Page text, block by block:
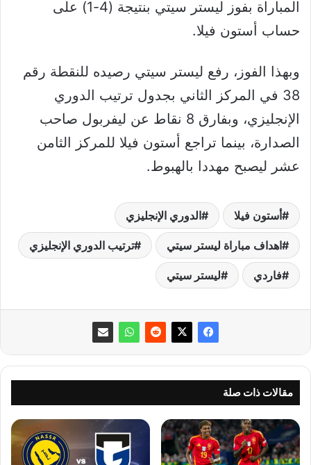
المباراة بفوز ليستر سيتي بنتيجة (4-1) على
حساب أستون فيلا.
وبهذا الفوز، رفع ليستر سيتي رصيده للنقطة رقم
38 في المركز الثاني بجدول ترتيب الدوري
الإنجليزي، وبفارق 8 نقاط عن ليفربول صاحب
الصدارة، بينما تراجع أستون فيلا للمركز الثامن
عشر ليصبح مهددا بالهبوط.
أستون فيلا الدوري الإنجليزي
اهداف مباراة ليستر سيتي ترتيب الدوري الإنجليزي
فاردي ليستر سيتي
مقالات ذات صلة